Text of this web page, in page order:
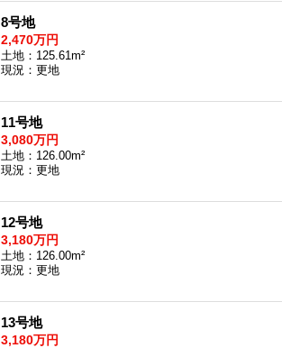
8号地
2,470万円
土地：125.61m²
現況：更地
11号地
3,080万円
土地：126.00m²
現況：更地
12号地
3,180万円
土地：126.00m²
現況：更地
13号地
3,180万円